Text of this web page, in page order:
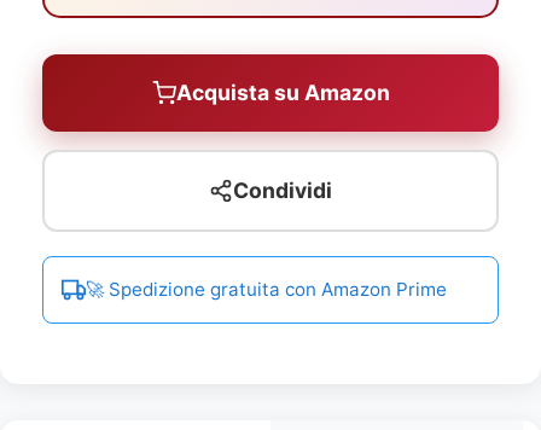
Acquista su Amazon
Condividi
🚀 Spedizione gratuita con Amazon Prime